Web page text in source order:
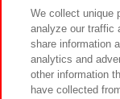
イベント・キ
We collect unique
analyze our traffic
share information
analytics and
other information
have collected